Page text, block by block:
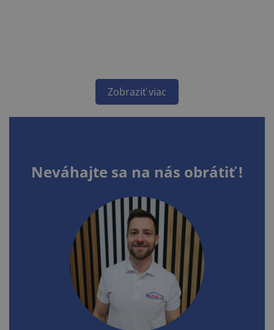
Zobraziť viac
Neváhajte sa na nás obrátiť !